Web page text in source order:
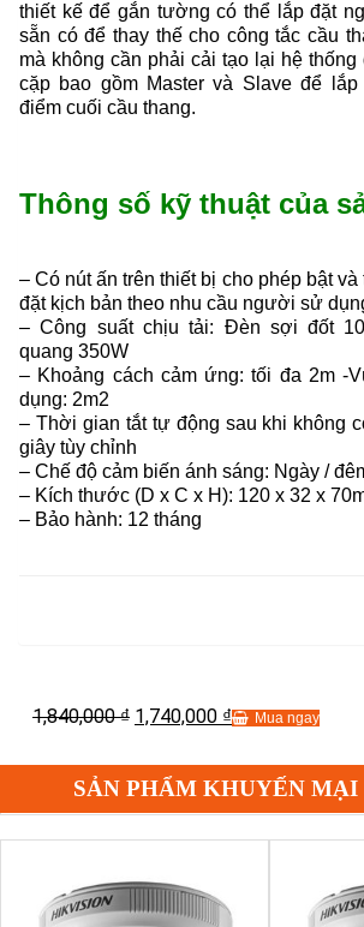
thiết kế để gắn tường có thể lắp đặt
sẵn có để thay thế cho công tắc cầu
mà không cần phải cải tạo lại hệ thống
cặp bao gồm Master và Slave để
điểm cuối cầu thang.
Thông số kỹ thuật của
– Có nút ấn trên thiết bị cho phép bật
đặt kịch bản theo nhu cầu người sử
– Công suất chịu tải: Đèn sợi đốt
quang 350W
– Khoảng cách cảm ứng: tối đa 2m -
dụng: 2m2
– Thời gian tắt tự động sau khi không
giây tùy chỉnh
– Chế độ cảm biến ánh sáng: Ngày /
– Kích thước (D x C x H): 120 x 32 x
– Bảo hành: 12 tháng
1,840,000₫ 1,740,000 ₫ Mua ngay
SẢN PHẨM KHUYẾN MẠI